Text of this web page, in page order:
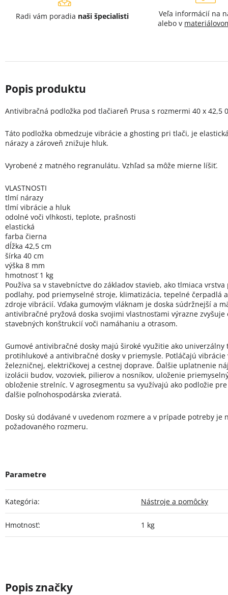
Radi vám poradia naši špecialisti
Veľa informácií na
alebo v
Antivibračná podložka pod tlačiareň Prusa s rozmermi 40 x 42,5
Táto podložka obmedzuje vibrácie a ghosting pri tlači, je
nárazy a zároveň znižuje hluk.
Vyrobené z matného regranulátu. Vzhľad sa môže mierne líšiť.
VLASTNOSTI
tlmí nárazy
tlmí vibrácie a hluk
odolné voči vlhkosti, teplote, prašnosti
elastická
farba čierna
dĺžka 42,5 cm
šírka 40 cm
výška 8 mm
hmotnosť 1 kg
Používa sa v stavebníctve do základov stavieb, ako tlmiaca
podlahy, pod priemyselné stroje, klimatizácia, tepelné čerpadlá
zdroje vibrácií. Vďaka gumovým vláknam je doska súdržnejší a
antivibračné pryžová doska svojimi vlastnosťami výrazne zvyšuje
stavebných konštrukcií voči namáhaniu a otrasom.
Gumové antivibračné dosky majú široké využitie ako univerzálny
protihlukové a antivibračné dosky v priemysle. Potláčajú vibrácie
železničnej, električkovej a cestnej doprave. Ďalšie uplatnenie
izolácii budov, vozoviek, pilierov a nosníkov, uloženie
obloženie strelníc. V agrosegmentu sa využívajú ako podložie
ďalšie poľnohospodárska zvieratá.
Dosky sú dodávané v uvedenom rozmere a v prípade potreby je
požadovaného rozmeru.
Kategória: Nástroje a pomôcky
Hmotnosť: 1 kg